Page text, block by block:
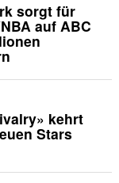
sorgt für
auf ABC
kehrt
Stars